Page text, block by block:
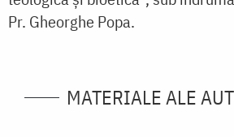
Pr. Gheorghe Popa.
MATERIALE ALE